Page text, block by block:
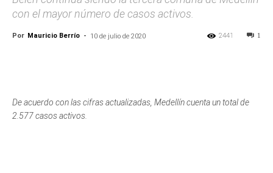
con el mayor número de casos activos.
Por Mauricio Berrío - 10 de julio de 2020 1
2441
De acuerdo con las cifras actualizadas, Medellín cuenta un total de
2.577 casos activos.